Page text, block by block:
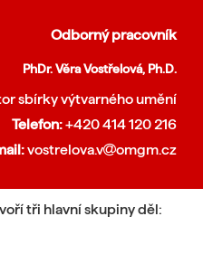
Odborný pracovník
PhDr. Věra Vostřelová, Ph.D.
sbírky výtvarného umění
Telefon:+420 414 120 216
vostrelova.v omgm.cz
tři hlavní skupiny děl: